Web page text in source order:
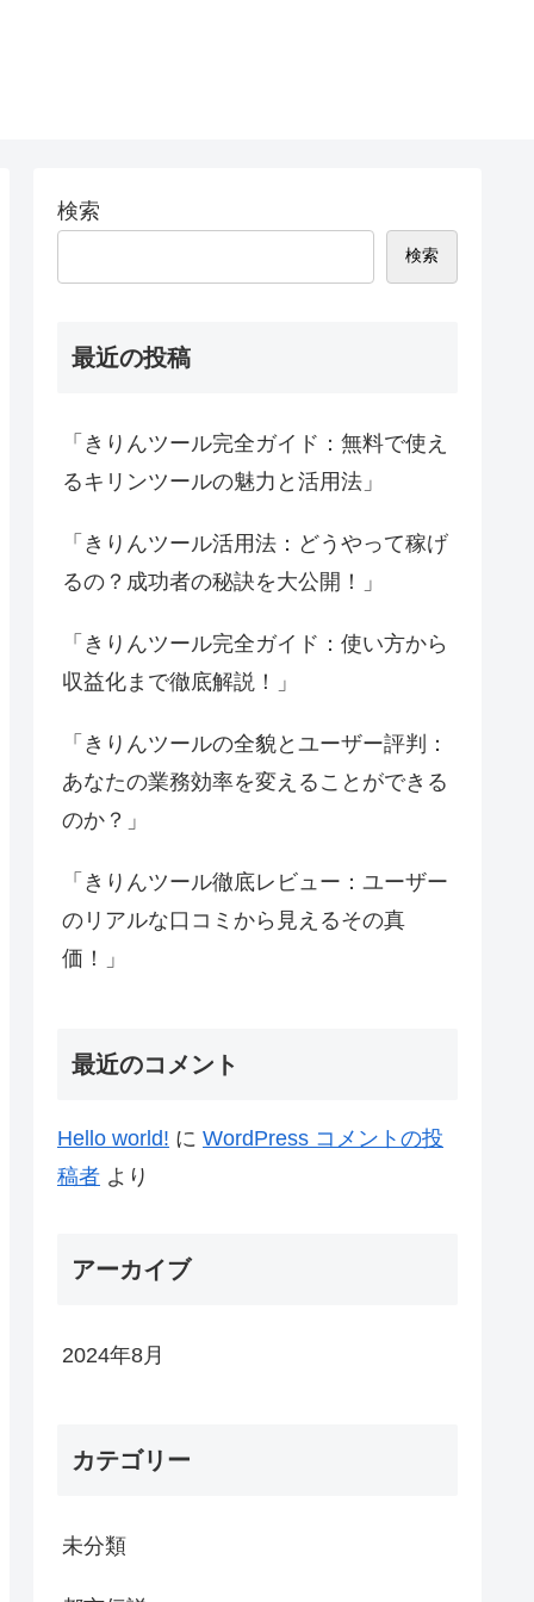
検索
検索
最近の投稿
「きりんツール完全ガイド：無料で使え
るキリンツールの魅力と活用法」
「きりんツール活用法：どうやって稼げ
るの？成功者の秘訣を大公開！」
「きりんツール完全ガイド：使い方から
収益化まで徹底解説！」
「きりんツールの全貌とユーザー評判：
あなたの業務効率を変えることができる
のか？」
「きりんツール徹底レビュー：ユーザー
のリアルな口コミから見えるその真
価！」
最近のコメント
Hello world! に WordPress コメントの投
稿者 より
アーカイブ
2024年8月
カテゴリー
未分類